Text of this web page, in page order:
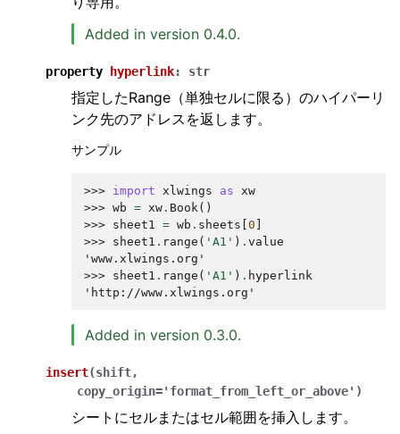
Added in version 0.4.0.
property hyperlink: str
指定したRange（単独セルに限る）のハイパーリ
ンク先のアドレスを返します。
サンプル
>>> import xlwings as xw
>>> wb = xw . Book()
>>> sheet1 = wb . sheets 0
>>> sheet1 . range ( 'A1' ) . value
'www.xlwings.org'
>>> sheet1 . range ( 'A1' ) . hyperlink
'http://www.xlwings.org'
Added in version 0.3.0.
insert(shift,
copy_origin='format_from_left_or_above' )
シートにセルまたはセル範囲を挿入します。